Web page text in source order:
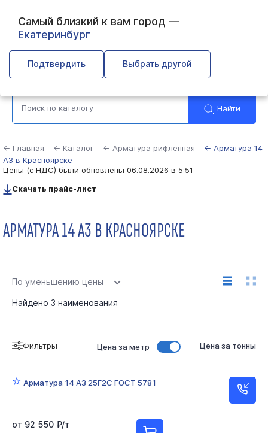
Самый близкий к вам город —
Екатеринбург
Подтвердить Выбрать другой
Красноярск
Найти
← Главная ← Каталог ← Арматура рифлённая
← Арматура 14
А3 в Красноярске
Цены (с НДС) были обновлены 06.08.2026 в 5:51
Скачать прайс-лист
АРМАТУРА 14 А3 В КРАСНОЯРСКЕ
По уменьшению цены
Найдено 3 наименования
Фильтры Цена за метр Цена за тонны
Арматура 14 А3 25Г2С ГОСТ 5781
от 92 550 ₽/т